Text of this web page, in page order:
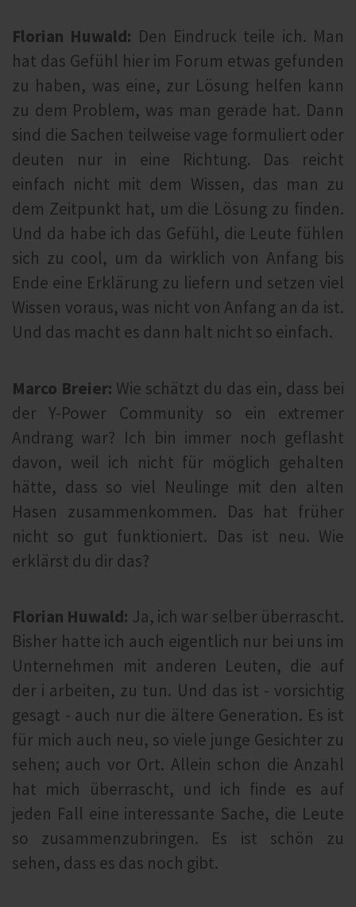
Florian Huwald: Den Eindruck teile ich. Man
hat das Gefühl hier im Forum etwas gefunden
zu haben, was eine, zur Lösung helfen kann
zu dem Problem, was man gerade hat. Dann
sind die Sachen teilweise vage formuliert oder
deuten nur in eine Richtung. Das reicht
einfach nicht mit dem Wissen, das man zu
dem Zeitpunkt hat, um die Lösung zu finden.
Und da habe ich das Gefühl, die Leute fühlen
sich zu cool, um da wirklich von Anfang bis
Ende eine Erklärung zu liefern und setzen viel
Wissen voraus, was nicht von Anfang an da ist.
Und das macht es dann halt nicht so einfach.
Marco Breier: Wie schätzt du das ein, dass bei
der Y-Power Community so ein extremer
Andrang war? Ich bin immer noch geflasht
davon, weil ich nicht für möglich gehalten
hätte, dass so viel Neulinge mit den alten
Hasen zusammenkommen. Das hat früher
nicht so gut funktioniert. Das ist neu. Wie
erklärst du dir das?
Florian Huwald: Ja, ich war selber überrascht.
Bisher hatte ich auch eigentlich nur bei uns im
Unternehmen mit anderen Leuten, die auf
der i arbeiten, zu tun. Und das ist - vorsichtig
gesagt - auch nur die ältere Generation. Es ist
für mich auch neu, so viele junge Gesichter zu
sehen; auch vor Ort. Allein schon die Anzahl
hat mich überrascht, und ich finde es auf
jeden Fall eine interessante Sache, die Leute
so zusammenzubringen. Es ist schön zu
sehen, dass es das noch gibt.